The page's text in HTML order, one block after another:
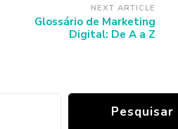
NEXT ARTICLE
Glossário de Marketing
Digital: De A a Z
Pesquisar